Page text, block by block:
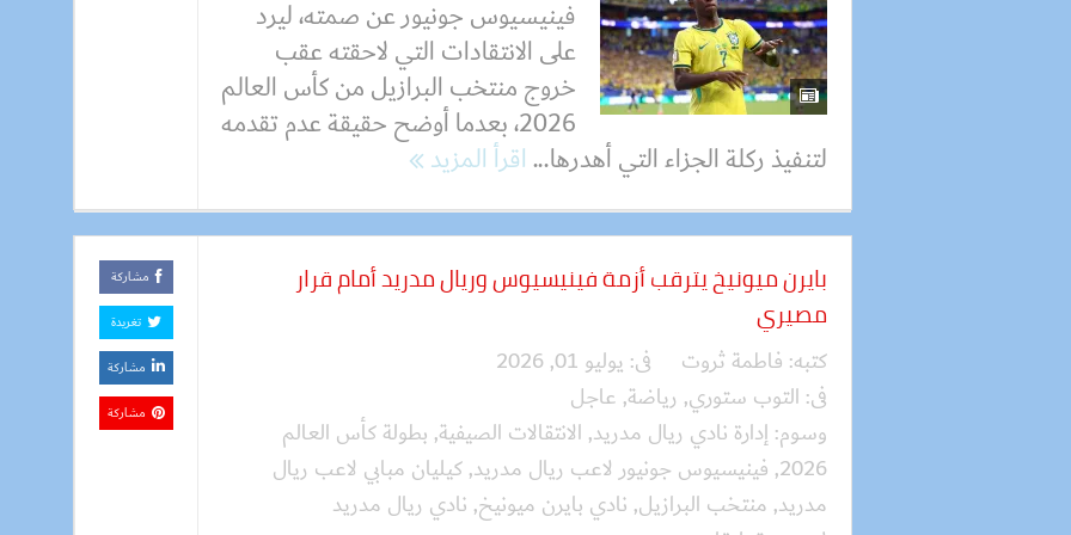
فينيسيوس جونيور عن صمته، ليرد
على الانتقادات التي لاحقته عقب
خروج منتخب البرازيل من كأس العالم
2026، بعدما أوضح حقيقة عدم تقدمه
لتنفيذ ركلة الجزاء التي أهدرها...اقرأ المزيد
بايرن ميونيخ يترقب أزمة فينيسيوس وريال مدريد أمام قرار
مصيري
كتبه: فاطمة ثروت فى: يوليو 01, 2026
فى: التوب ستوري, رياضة, عاجل
وسوم:إدارة نادي ريال مدريد, الانتقالات الصيفية, بطولة كأس العالم
2026
, فينيسيوس جونيور لاعب ريال مدريد,كيليان مبابي لاعب ريال
مدريد, منتخب البرازيل, نادي بايرن ميونيخ, نادي ريال مدريد
مشاركة
تغريدة
مشاركة
مشاركة